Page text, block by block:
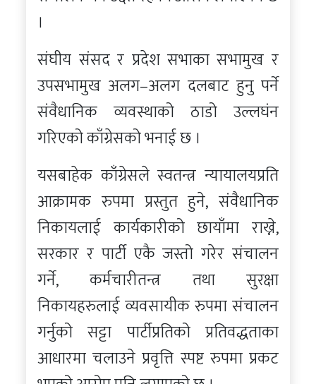
।
संघीय संसद र प्रदेश सभाका सभामुख र
उपसभामुख अलग–अलग दलबाट हुनु पर्ने
संवैधानिक व्यवस्थाको ठाडो उल्लघंन
गरिएको काँग्रेसको भनाई छ ।
यसबाहेक काँग्रेसले स्वतन्त्र न्यायालयप्रति
आक्रामक रुपमा प्रस्तुत हुने, संवैधानिक
निकायलाई कार्यकारीको छायाँमा राख्ने,
सरकार र पार्टी एकै जस्तो गरेर संचालन
गर्ने, कर्मचारीतन्त्र तथा सुरक्षा
निकायहरुलाई व्यवसायीक रुपमा संचालन
गर्नुको सट्टा पार्टीप्रतिको प्रतिवद्धताका
आधारमा चलाउने प्रवृत्ति स्पष्ट रुपमा प्रकट